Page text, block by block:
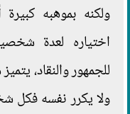
ولكنه بموهبه
اختياره لعدة
للجمهور والنقاد،
ولا يكرر نفسه فكل